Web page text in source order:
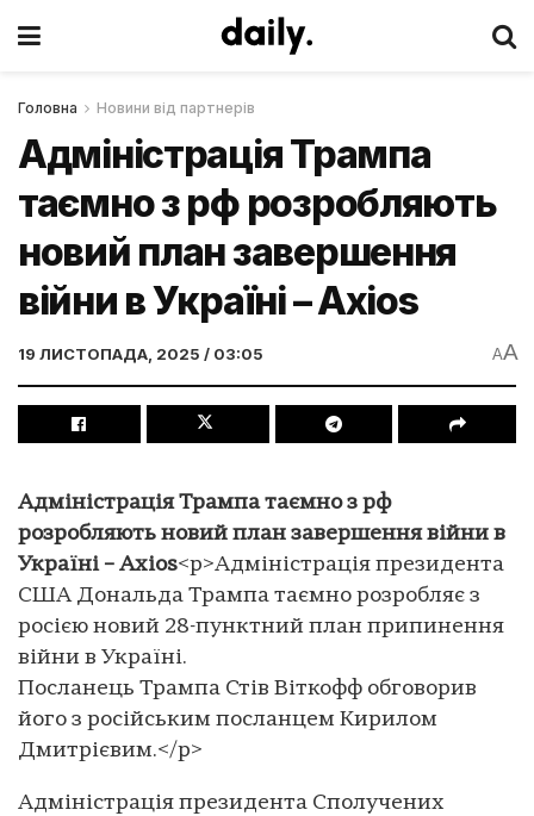
Головна Новини від партнерів
Адміністрація Трампа
таємно з рф розробляють
новий план завершення
війни в Україні – Axios
19 ЛИСТОПАДА, 2025 / 03:05 AA
Адміністрація Трампа таємно з рф
розробляють новий план завершення війни в
Україні – Axios<p>Адміністрація президента
США Дональда Трампа таємно розробляє з
росією новий 28-пунктний план припинення
війни в Україні.
Посланець Трампа Стів Віткофф обговорив
його з російським посланцем Кирилом
Дмитрієвим.</p>
Адміністрація президента Сполучених